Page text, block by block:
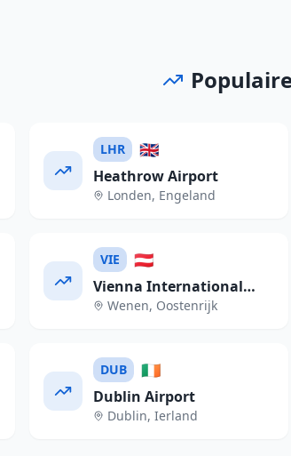
LHR 🇬🇧
Heathrow Airport
Londen, Engeland
VIE 🇦🇹
Vienna International
Airport
Wenen, Oostenrijk
DUB 🇮🇪
Dublin Airport
Dublin, Ierland